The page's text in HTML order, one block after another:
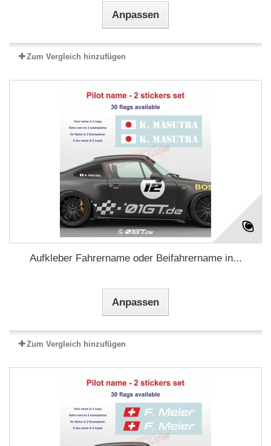
Anpassen
Zum Vergleich hinzufügen
Aufkleber Fahrername oder Beifahrername in...
Anpassen
Zum Vergleich hinzufügen